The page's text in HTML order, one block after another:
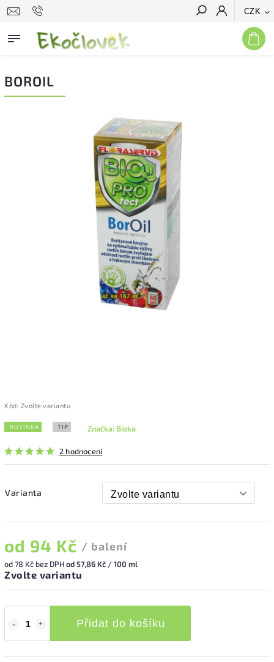
CZK
Hledat
BOROIL
Kód: Zvolte variantu
NOVINKA TIP
2 hodnocení
Značka: Bioka
Varianta
od 94 Kč / balení
od78 Kč bez DPHod 57,86 Kč / 100 ml
Zvolte variantu
Přidat do košíku